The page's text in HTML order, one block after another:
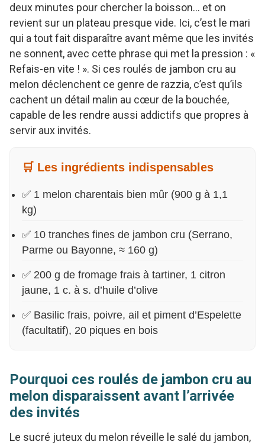
deux minutes pour chercher la boisson… et on
revient sur un plateau presque vide. Ici, c’est le mari
qui a tout fait disparaître avant même que les invités
ne sonnent, avec cette phrase qui met la pression : «
Refais-en vite ! ». Si ces roulés de jambon cru au
melon déclenchent ce genre de razzia, c’est qu’ils
cachent un détail malin au cœur de la bouchée,
capable de les rendre aussi addictifs que propres à
servir aux invités.
🛒 Les ingrédients indispensables
✅ 1 melon charentais bien mûr (900 g à 1,1
kg)
✅ 10 tranches fines de jambon cru (Serrano,
Parme ou Bayonne, ≈ 160 g)
✅ 200 g de fromage frais à tartiner, 1 citron
jaune, 1 c. à s. d’huile d’olive
✅ Basilic frais, poivre, ail et piment d’Espelette
(facultatif), 20 piques en bois
Pourquoi ces roulés de jambon cru au
melon disparaissent avant l’arrivée
des invités
Le sucré juteux du melon réveille le salé du jambon,